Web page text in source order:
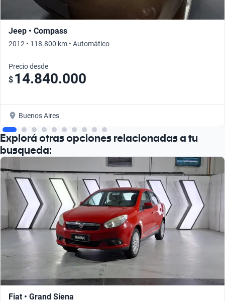
Jeep • Compass
2012 • 118.800 km • Automático
Precio desde
$ 14.840.000
Buenos Aires
Explorá otras opciones relacionadas a tu
busqueda:
Fiat • Grand Siena